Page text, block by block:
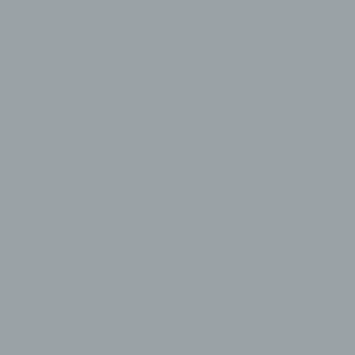
die darin besteht, dass diese personenbezogenen Daten